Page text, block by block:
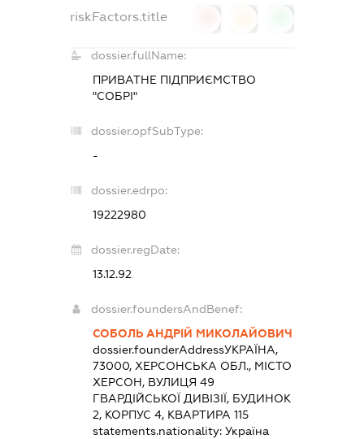
riskFactors.title
dossier.fullName:
ПРИВАТНЕ ПІДПРИЄМСТВО
"СОБРІ"
dossier.opfSubType:
-
dossier.edrpo:
19222980
dossier.regDate:
13.12.92
dossier.foundersAndBenef:
СОБОЛЬ АНДРІЙ МИКОЛАЙОВИЧ
dossier.founderAddressУКРАЇНА,
73000, ХЕРСОНСЬКА ОБЛ., МІСТО
ХЕРСОН, ВУЛИЦЯ 49
ГВАРДІЙСЬКОЇ ДИВІЗІЇ, БУДИНОК
2, КОРПУС 4, КВАРТИРА 115
statements.nationality: Україна